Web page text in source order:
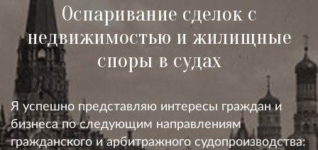
Оспаривание сделок с
недвижимостью и жилищные
споры в судах
Я успешно представляю интересы граждан и
бизнеса по следующим направлениям
гражданского и арбитражного судопроизводства: